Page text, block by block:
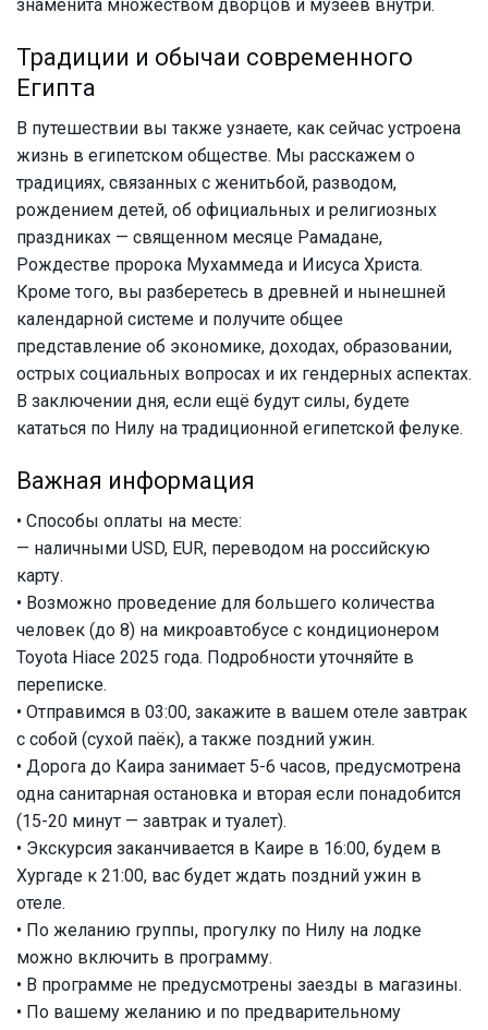
знаменита множеством дворцов и музеев внутри.
Традиции и обычаи современного
Египта
В путешествии вы также узнаете, как сейчас устроена
жизнь в египетском обществе. Мы расскажем о
традициях, связанных с женитьбой, разводом,
рождением детей, об официальных и религиозных
праздниках — священном месяце Рамадане,
Рождестве пророка Мухаммеда и Иисуса Христа.
Кроме того, вы разберетесь в древней и нынешней
календарной системе и получите общее
представление об экономике, доходах, образовании,
острых социальных вопросах и их гендерных аспектах.
В заключении дня, eсли ещё будут силы, будете
кататься по Нилу на традиционной египетской фелуке.
Важная информация
• Способы оплаты на месте:
— наличными USD, EUR, переводом на российскую
карту.
• Возможно проведение для большего количества
человек (до 8) на микроавтобусе с кондиционером
Toyota Hiace 2025 года. Подробности уточняйте в
переписке.
• Отправимся в 03:00, закажите в вашем отеле завтрак
с собой (сухой паёк), а также поздний ужин.
• Дорога до Каира занимает 5-6 часов, предусмотрена
одна санитарная остановка и вторая если понадобится
(15-20 минут — завтрак и туалет).
• Экскурсия заканчивается в Каирe в 16:00, будем в
Хургаде к 21:00, вас будет ждать поздний ужин в
отеле.
• По желанию группы, прогулку по Нилу на лодке
можно включить в программу.
• В программе не предусмотрены заезды в магазины.
• По вашему желанию и по предварительному